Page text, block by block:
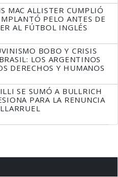
MAC ALLISTER CUMPLIÓ
PELO ANTES DE
AL FÚTBOL INGLÉS
BOBO Y CRISIS
LOS ARGENTINOS
DERECHOS Y HUMANOS
SE SUMÓ A BULLRICH
PARA LA RENUNCIA